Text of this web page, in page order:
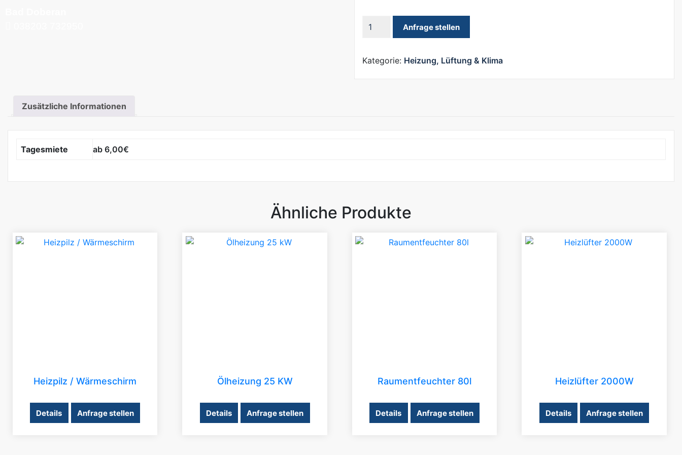
Heizgerät
Menge
Anfrage stellen
Kategorie: Heizung, Lüftung & Klima
Zusätzliche Informationen
Tagesmiete ab 6,00€
Ähnliche Produkte
Heizpilz / Wärmeschirm
Details Anfrage stellen
Ölheizung 25 KW
Details Anfrage stellen
Raumentfeuchter 80l
Details Anfrage stellen
Heizlüfter 2000W
Details Anfrage stellen